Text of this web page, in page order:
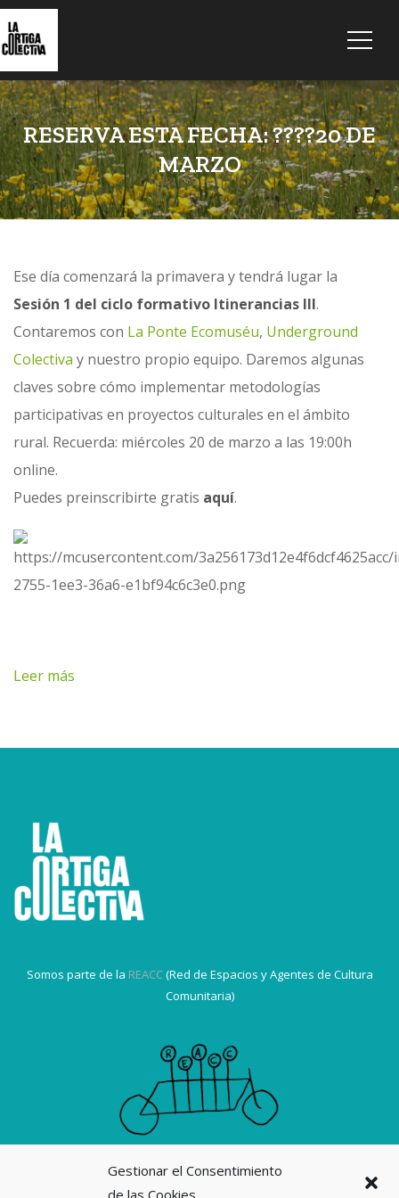
Gestionar el Consentimiento
de las Cookies
RESERVA ESTA FECHA: ????20 DE
MARZO
Ese día comenzará la primavera y tendrá lugar la
Sesión 1 del ciclo formativo Itinerancias III.
Contaremos con La Ponte Ecomuséu, Underground
Colectiva y nuestro propio equipo. Daremos algunas
claves sobre cómo implementar metodologías
participativas en proyectos culturales en el ámbito
rural. Recuerda: miércoles 20 de marzo a las 19:00h
online.
Puedes preinscribirte gratis aquí.
Leer más
Somos parte de la REACC(Red de Espacios y Agentes de Cultura
Comunitaria)
Suscribirme a la revista La Ortiga